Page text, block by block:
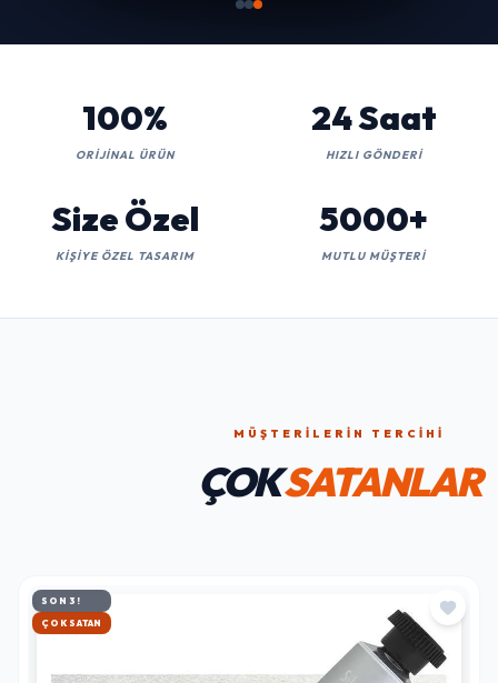
100%
ORIJINAL ÜRÜN
24 Saat
HIZLI GÖNDERI
Size Özel
KIŞIYE ÖZEL TASARIM
5000+
MUTLU MÜŞTERI
MÜŞTERILERIN TERCIHI
ÇOKSATANLAR
SON 3!
HIZLI KARGO